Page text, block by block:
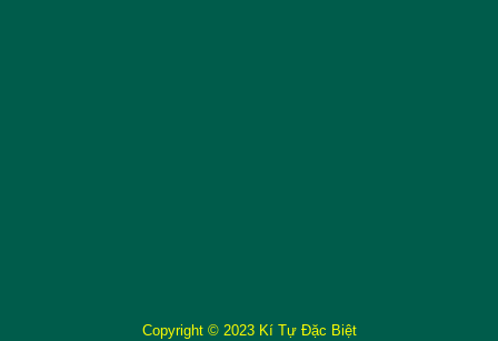
Copyright © 2023 Kí Tự Đặc Biệt